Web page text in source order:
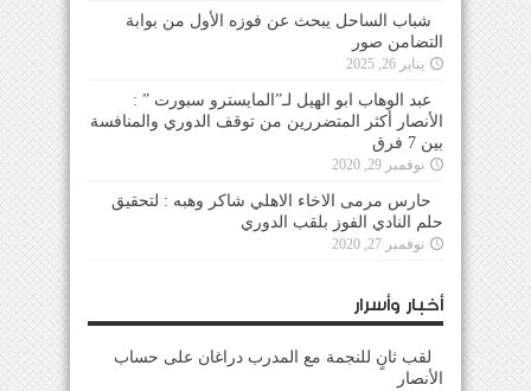
شباب الساحل يبحث عن فوزه الأول من بوابة
التضامن صور
يناير 26, 2025
عبد الوهاب ابو الهيل لـ”المايسترو سبورت ” :
الأنصار أكثر المتضررين من توقف الدوري والمنافسة
بين 7 فرق
نوفمبر 29, 2020
حارس مرمى الاخاء الاهلي شاكر وهبه : لتحقيق
حلم النادي الفوز بلقب الدوري
نوفمبر 27, 2020
أخبار وأسرار
لقب ثانٍ للنجمة مع المدرب دراغان على حساب
الأنصار